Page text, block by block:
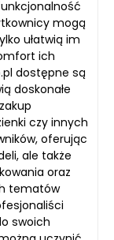
mogą
ułatwią im
ich
dostępne są
doskonałe
czy innych
oferując
ale także
oraz
tematów
swoich